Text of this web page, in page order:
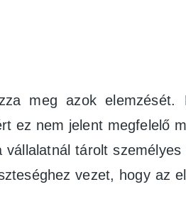
meg azok elemzését.
ez nem jelent megfelelő
tárolt
vezet, hogy az